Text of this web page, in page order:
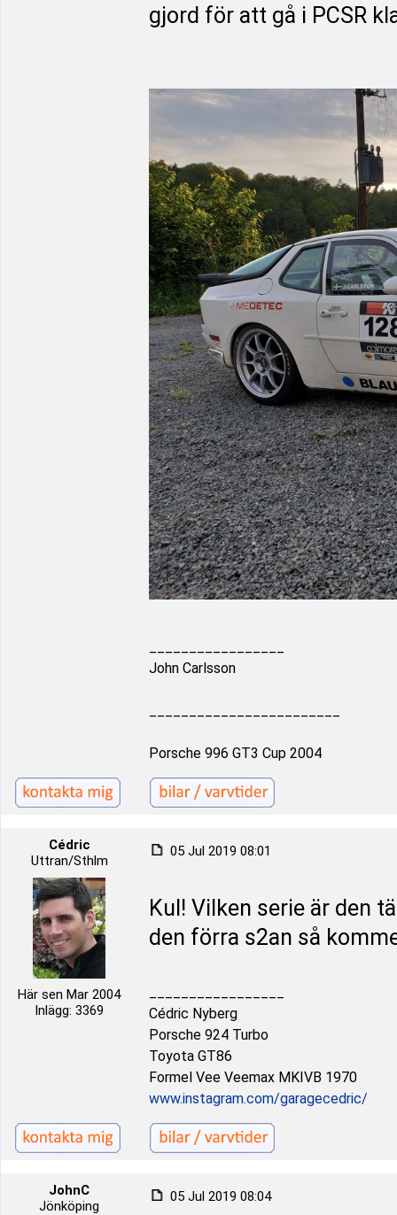
gjord för att gå i PCSR
John Carlsson
Porsche 996 GT3 Cup 2004
Cédric
Uttran/Sthlm
Här sen Mar 2004
Inlägg: 3369
05 Jul 2019 08:01
Kul! Vilken serie är den
den förra s2an så
Cédric Nyberg
Porsche 924 Turbo
Toyota GT86
Formel Vee Veemax MKIVB 1970
www.instagram.com/garagecedric/
JohnC
Jönköping
05 Jul 2019 08:04